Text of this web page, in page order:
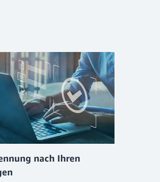
nach Ihren